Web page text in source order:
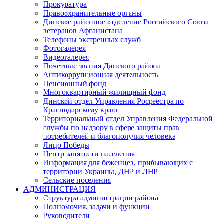
Прокуратура
Правоохранительные органы
Динское районное отделение Российского Союза
ветеранов Афганистана
Телефоны экстренных служб
Фотогалерея
Видеогалерея
Почетные звания Динского района
Антикоррупционная деятельность
Пенсионный фонд
Многоквартирный жилищный фонд
Динской отдел Управления Росреестра по
Краснодарскому краю
Территориальный отдел Управления Федеральной
службы по надзору в сфере защиты прав
потребителей и благополучия человека
Лицо Победы
Центр занятости населения
Информация для беженцев, прибывающих с
территории Украины, ДНР и ЛНР
Сельские поселения
АДМИНИСТРАЦИЯ
Структура администрации района
Полномочия, задачи и функции
Руководители